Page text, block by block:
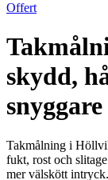
Offert
skydd,
Takmålning i
fukt, rost och
mer välskött